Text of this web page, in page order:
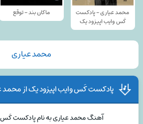
محمد عیاری - پادکست
کَس وایب اپیزود یک
ماکان بند - توقع
محمد عیاری
پادکست کَس وایب اپیزود یک از محمد
آهنگ محمد عیاری به نام پادکست کَس